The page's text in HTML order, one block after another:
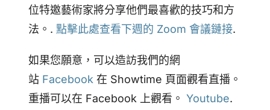
位特邀藝術家將分享他們最喜歡的技巧和方
法。. 點擊此處查看下週的 Zoom 會議鏈接.
如果您願意，可以造訪我們的網
站 Facebook 在 Showtime 頁面觀看直播。
重播可以在 Facebook 上觀看。Youtube.